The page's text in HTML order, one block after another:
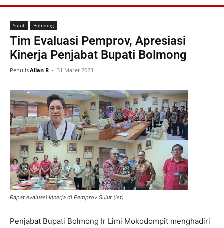
Beranda Sulut Bolmong
Sulut Bolmong
Tim Evaluasi Pemprov, Apresiasi
Kinerja Penjabat Bupati Bolmong
PenulisAllan R - 31 Maret 2023
Rapat evaluasi kinerja di Pemprov Sulut (ist)
Penjabat Bupati Bolmong Ir Limi Mokodompit menghadiri